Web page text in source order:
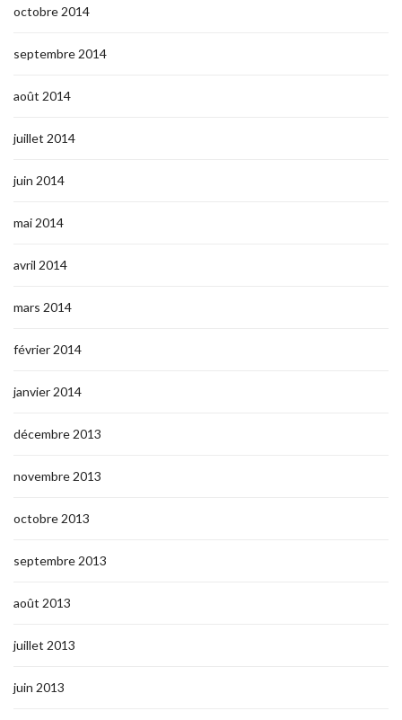
octobre 2014
septembre 2014
août 2014
juillet 2014
juin 2014
mai 2014
avril 2014
mars 2014
février 2014
janvier 2014
décembre 2013
novembre 2013
octobre 2013
septembre 2013
août 2013
juillet 2013
juin 2013